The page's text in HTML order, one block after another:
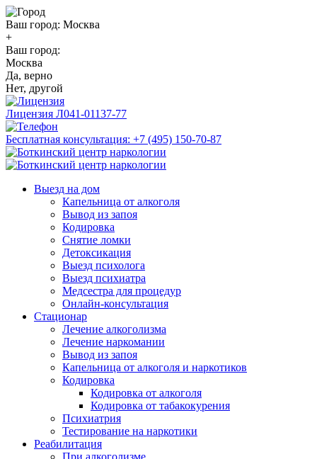
Ваш город: Москва
+
Ваш город:
Москва
Да, верно
Нет, другой
Лицензия Л041-01137-77
Бесплатная консультация: +7 (495) 150-70-87
Выезд на дом
Капельница от алкоголя
Вывод из запоя
Кодировка
Снятие ломки
Детоксикация
Выезд психолога
Выезд психиатра
Медсестра для процедур
Онлайн-консультация
Стационар
Лечение алкоголизма
Лечение наркомании
Вывод из запоя
Капельница от алкоголя и наркотиков
Кодировка
Кодировка от алкоголя
Кодировка от табакокурения
Психиатрия
Тестирование на наркотики
Реабилитация
При алкоголизме